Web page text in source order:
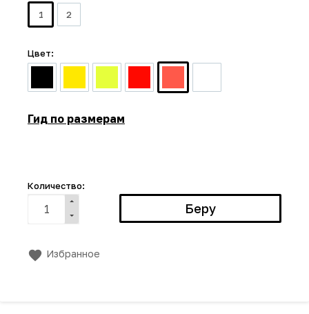
1
2
Цвет:
Гид по размерам
Количество:
Избранное